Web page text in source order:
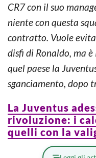
CR7 con il suo
niente con questa
contratto. Vuole
disfi di Ronaldo, ma
quel paese la
sganciamento, dopo
La Juventus
rivoluzione: i
quelli con la